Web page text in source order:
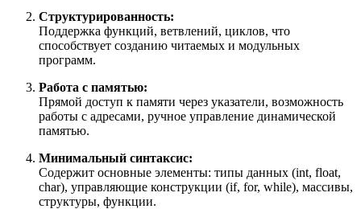
Структурированность:
Поддержка функций, ветвлений, циклов, что
способствует созданию читаемых и модульных
программ.
Работа с памятью:
Прямой доступ к памяти через указатели, возможность
работы с адресами, ручное управление динамической
памятью.
Минимальный синтаксис:
Содержит основные элементы: типы данных (int, float,
char), управляющие конструкции (if, for, while), массивы,
структуры, функции.